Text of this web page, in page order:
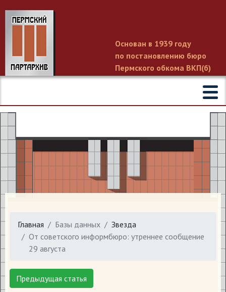
Основан в 1939 году
по постановлению бюро
Пермского обкома ВКП(б)
Главная Базы данных
Звезда
От советского информбюро: утреннее сообщение
29 августа
Предыдущая статья